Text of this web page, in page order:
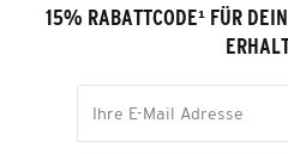
15% RABATTCODE¹ FÜR